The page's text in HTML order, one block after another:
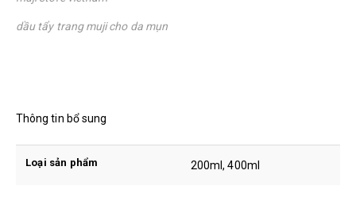
dầu tẩy trang muji cho da mụn
Thông tin bổ sung
Loại sản phẩm 200ml, 400ml